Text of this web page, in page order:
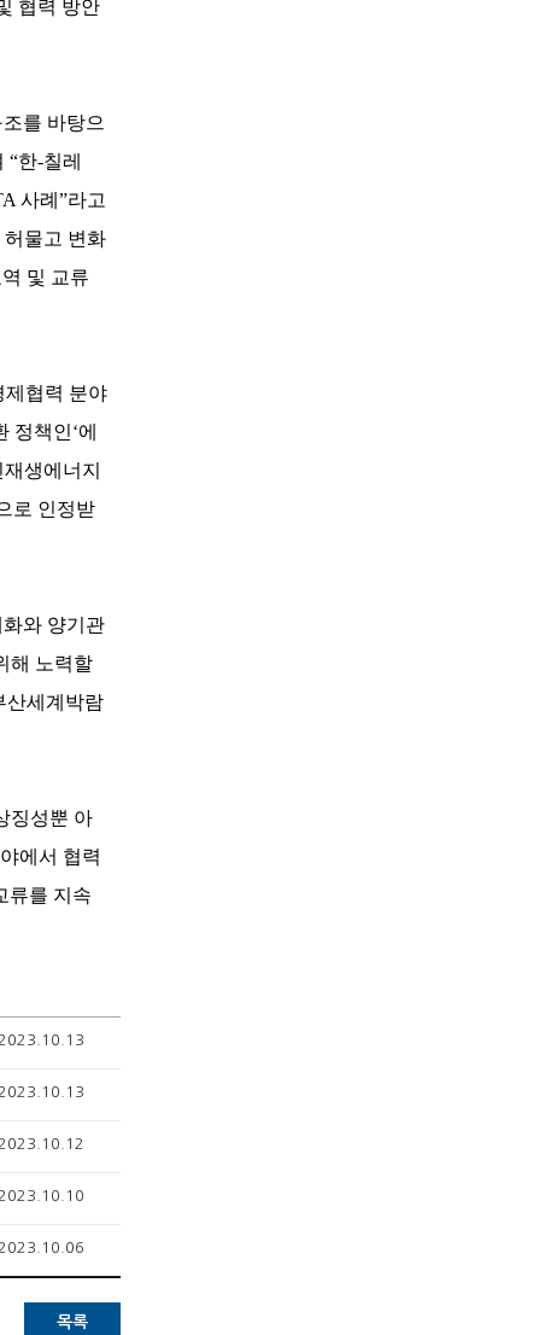
협력 방안
를 바탕으
한-칠레
사례”라고
허물고 변화
및 교류
제협력 분야
정책인‘에
생에너지
로 인정받
와 양기관
해 노력할
산세계박람
징성뿐 아
에서 협력
류를 지속
2023.10.13
2023.10.13
2023.10.12
2023.10.10
2023.10.06
목록